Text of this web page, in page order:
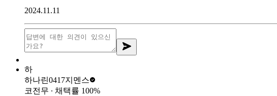
2024.11.11
하
하나린0417지멘스
코전무 ∙ 채택률 100%